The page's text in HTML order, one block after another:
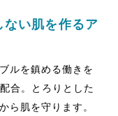
ない肌を作るア
ルを鎮める働きを
合。とろりとした
ら肌を守ります。